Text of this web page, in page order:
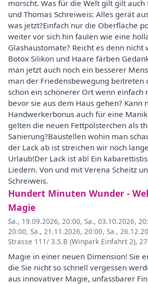
morscht. Was für die Welt gilt gilt auch
und Thomas Schreiweis: Alles gerät
was jetzt?Einfach nur die Oberfläche
weiter vor sich hin faulen wie eine
Glashaustomate? Reicht es denn nicht
Botox Silikon und Haare färben
man jetzt auch noch ein besserer
man der Friedensbewegung beitreten
schon ein schönerer Ort wenn einfach
bevor sie aus dem Haus gehen? Kann
Handwerkerbonus auch für eine
gelten die neuen Fettpölsterchen als
Sanierung?Baustellen wohin man
der Lack ab ist streichen wir noch
Urlaub!Der Lack ist ab! Ein
Liedern. Von und mit Verena Scheitz
Schreiweis.
Hundert Minuten Wunder -
Magie
Sa., 19.09.2026, 20:00, Sa., 03.10.2026,
20:00, Sa., 21.11.2026, 20:00, Sa.,
Strasse 111/ 3.5.B (Winpark Einfahrt 2),
Magie in einer neuen Dimension! Sie
die Sie nicht so schnell vergessen
aus innovativer Magie, unfassbarer